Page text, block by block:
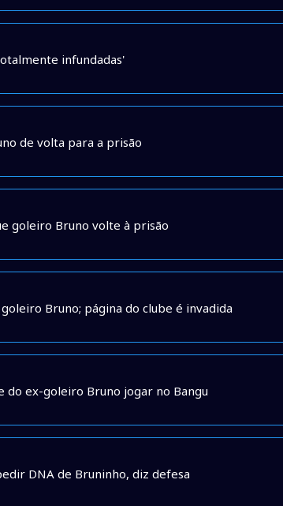
infundadas'
de volta para a prisão
goleiro Bruno volte à prisão
Bruno; página do clube é invadida
do ex-goleiro Bruno jogar no Bangu
DNA de Bruninho, diz defesa